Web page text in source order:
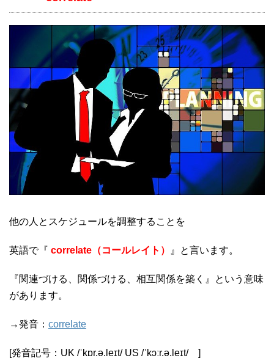
他の人とスケジュールを調整することを
英語で『 correlate（コールレイト） 』と言います。
『関連づける、関係づける、相互関係を築く』という意味
があります。
→発音： correlate
[発音記号：UK /ˈkɒr.ə.leɪt/ US /ˈkɔːr.ə.leɪt/ ]